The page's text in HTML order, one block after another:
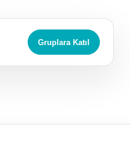
Gruplara Katıl